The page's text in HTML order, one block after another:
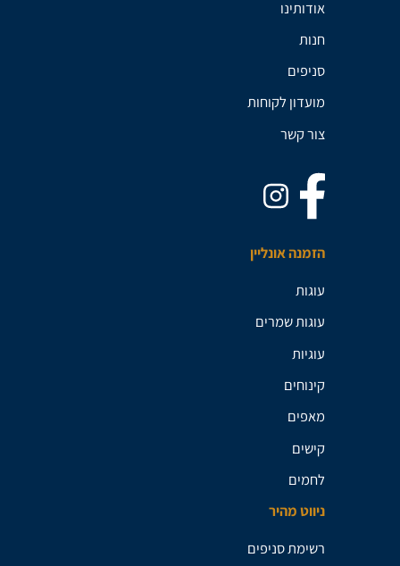
אודותינו
חנות
סניפים
מועדון לקוחות
צור קשר
הזמנה אונליין
עוגות
עוגות שמרים
עוגיות
קינוחים
מאפים
קישים
לחמים
ניווט מהיר
רשימת סניפים